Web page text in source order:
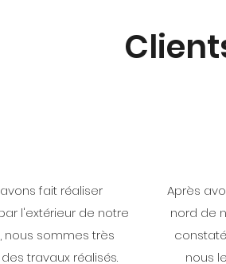
fait réaliser
l'extérieur de notre
nous sommes très
travaux réalisés.
Après
nord de
nous